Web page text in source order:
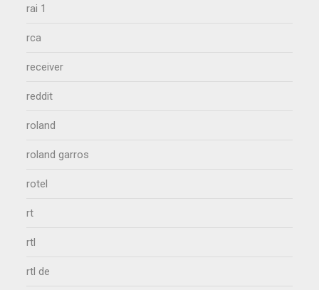
rai 1
rca
receiver
reddit
roland
roland garros
rotel
rt
rtl
rtl de